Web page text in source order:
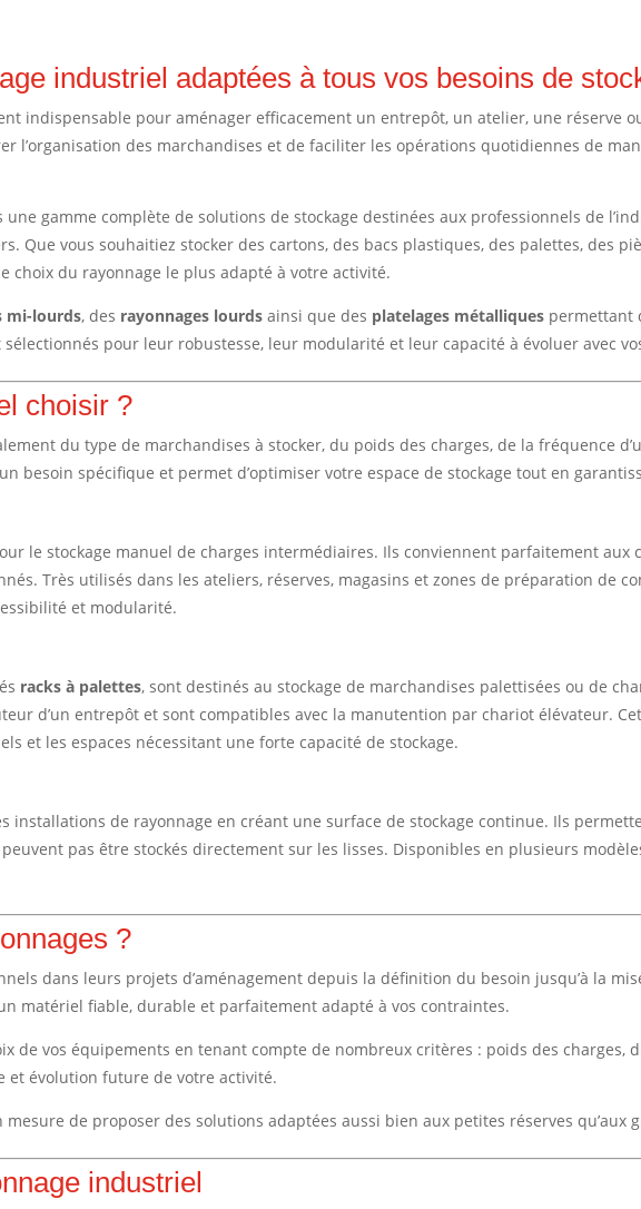
industriel adaptées à tous vos besoins de
indispensable pour aménager efficacement un entrepôt, un atelier, une réserve
l’organisation des marchandises et de faciliter les opérations quotidiennes de
une gamme complète de solutions de stockage destinées aux professionnels de
Que vous souhaitiez stocker des cartons, des bacs plastiques, des palettes, des
choix du rayonnage le plus adapté à votre activité.
mi-lourds, des rayonnages lourds ainsi que des platelages métalliques permettant
pour leur robustesse, leur modularité et leur capacité à évoluer avec
choisir ?
du type de marchandises à stocker, du poids des charges, de la fréquence
besoin spécifique et permet d’optimiser votre espace de stockage tout en
le stockage manuel de charges intermédiaires. Ils conviennent parfaitement aux
Très utilisés dans les ateliers, réserves, magasins et zones de préparation de
et modularité.
racks à palettes, sont destinés au stockage de marchandises palettisées ou de
d’un entrepôt et sont compatibles avec la manutention par chariot élévateur.
et les espaces nécessitant une forte capacité de stockage.
installations de rayonnage en créant une surface de stockage continue. Ils
pas être stockés directement sur les lisses. Disponibles en plusieurs
?
dans leurs projets d’aménagement depuis la définition du besoin jusqu’à la
matériel fiable, durable et parfaitement adapté à vos contraintes.
de vos équipements en tenant compte de nombreux critères : poids des charges,
et évolution future de votre activité.
mesure de proposer des solutions adaptées aussi bien aux petites réserves
industriel